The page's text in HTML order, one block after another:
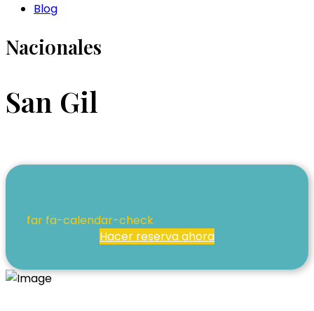
Blog
Nacionales
San Gil
far fa-calendar-check
Hacer reserva ahora